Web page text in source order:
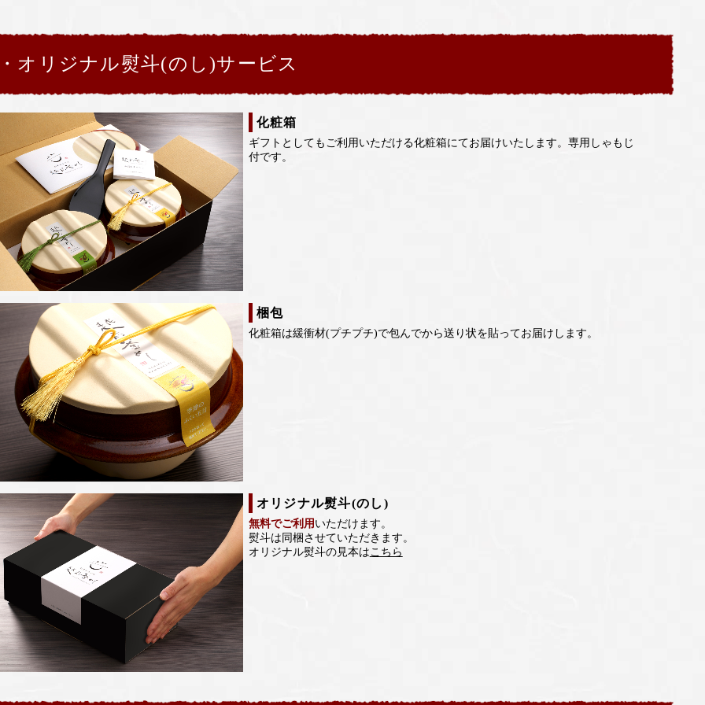
オリジナル熨斗(のし)サービス
化粧箱
ギフトとしてもご利用いただける化粧箱にてお届けいたします。専用しゃもじ
付です。
梱包
化粧箱は緩衝材(プチプチ)で包んでから送り状を貼ってお届けします。
オリジナル熨斗(のし)
無料でご利用 いただけます。
熨斗は同梱させていただきます。
オリジナル熨斗の見本は こちら